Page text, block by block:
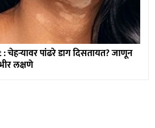
पांढरे डाग दिसतायत? जाणून
लक्षणे